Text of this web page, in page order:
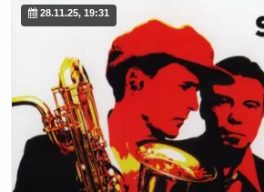
28.11.25, 19:31